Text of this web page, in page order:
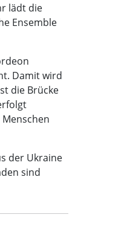
lädt die
Ensemble
Damit wird
die Brücke
der Ukraine
sind